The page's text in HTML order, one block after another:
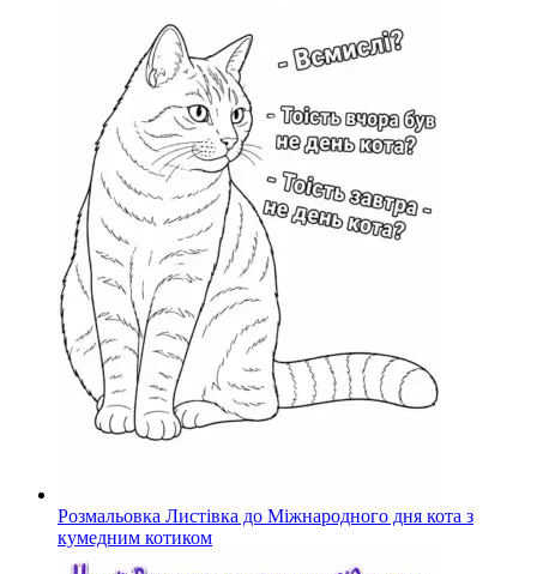
Розмальовка Листівка до Міжнародного дня кота з
кумедним котиком